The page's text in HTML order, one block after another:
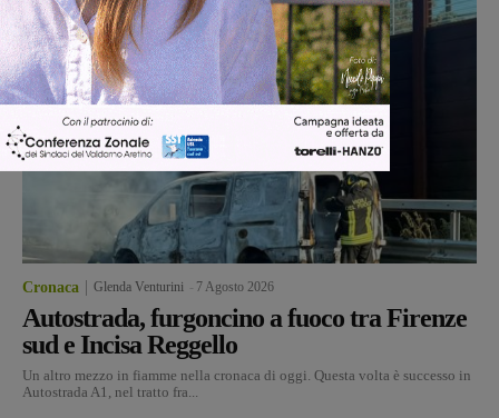
Cronaca Glenda Venturini 7 Agosto 2026
Autostrada, furgoncino a fuoco tra Firenze
sud e Incisa Reggello
Un altro mezzo in fiamme nella cronaca di oggi. Questa volta è successo in
Autostrada A1, nel tratto fra...